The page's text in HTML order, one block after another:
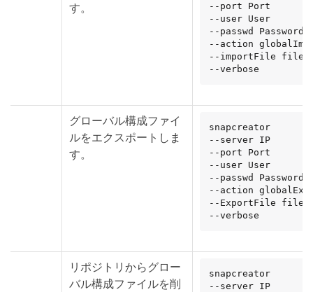
す。
--port Port
--user User
--passwd Password
--action
--importFile
--verbose
グローバル構成ファイ
ルをエクスポートしま
す。
snapcreator
--server IP
--port Port
--user User
--passwd Password
--action
--ExportFile
--verbose
リポジトリからグロー
バル構成ファイルを削
snapcreator
--server IP